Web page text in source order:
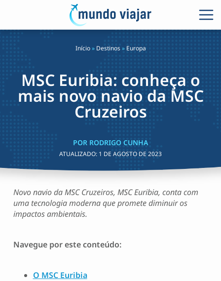
Início» Destinos» Europa
MSC Euribia: conheça o
mais novo navio da MSC
Cruzeiros
POR RODRIGO CUNHA
ATUALIZADO: 1 DE AGOSTO DE 2023
Novo navio da MSC Cruzeiros, MSC Euribia, conta com
uma tecnologia moderna que promete diminuir os
impactos ambientais.
Navegue por este conteúdo:
O MSC Euribia